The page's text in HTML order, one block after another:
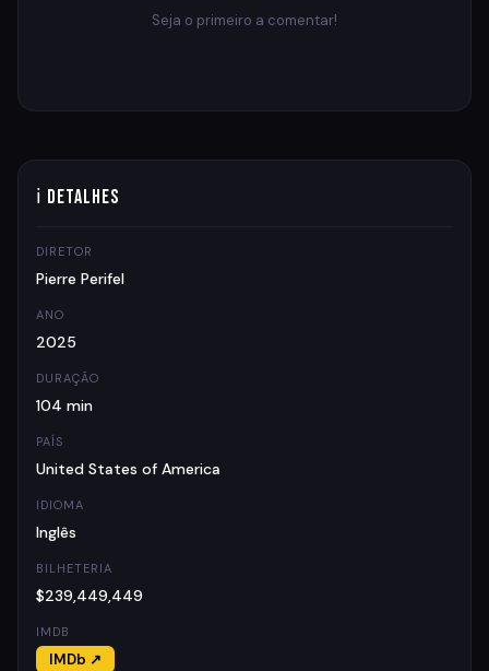
Seja o primeiro a comentar!
ℹ Detalhes
DIRETOR
Pierre Perifel
ANO
2025
DURAÇÃO
104 min
PAÍS
United States of America
IDIOMA
Inglês
BILHETERIA
$239,449,449
IMDB
IMDb ↗